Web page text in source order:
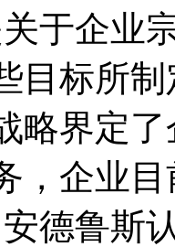
于企业
目标所
略界定
，企业
德鲁斯